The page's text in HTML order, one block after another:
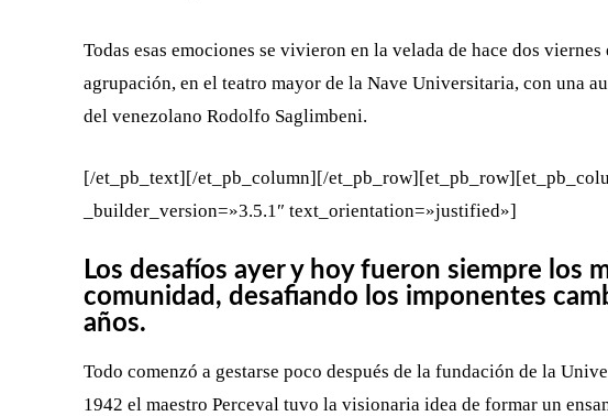
Todas esas emociones se vivieron en la velada de hace dos
agrupación, en el teatro mayor de la Nave Universitaria, con una
del venezolano Rodolfo Saglimbeni.
[/et_pb_text][/et_pb_column][/
_builder_version=»3.5.1″ text_orientation=»justified»]
Los desafíos ayer y hoy fueron siempre los
comunidad, desafiando los imponentes
años.
Todo comenzó a gestarse poco después de la fundación de la
1942 el maestro Perceval tuvo la visionaria idea de formar un